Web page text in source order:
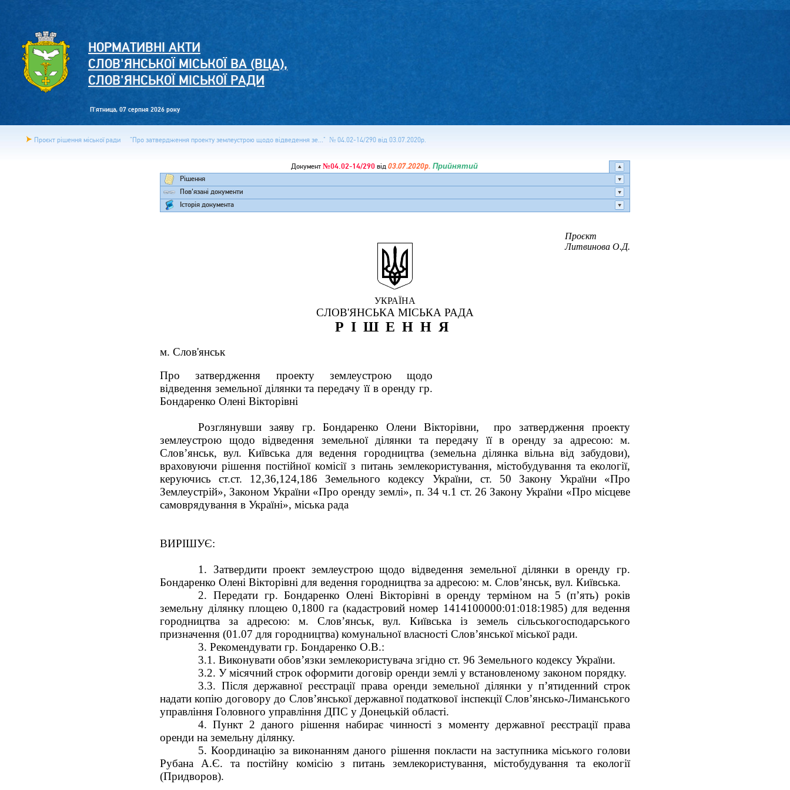
НОРМАТИВНІ АКТИ
СЛОВ'ЯНСЬКОЇ МІСЬКОЇ ВА (ВЦА),
СЛОВ'ЯНСЬКОЇ МІСЬКОЇ РАДИ
П'ятница, 07 серпня 2026 року
Проєкт рішення міської ради "Про затвердження проекту землеустрою щодо відведення зе..." № 04.02-14/290 від 03.07.2020р.
Документ №04.02-14/290 від 03.07.2020р. Прийнятий
Рішення
Пов'язані документи
Історія документа
Проєкт
Литвинова О.Д.
УКРАЇНА
СЛОВ'ЯНСЬКА МІСЬКА РАДА
РІШЕННЯ
м. Слов'янськ
Про затвердження проекту землеустрою щодо
відведення земельної ділянки та передачу її в оренду гр.
Бондаренко Олені Вікторівні
Розглянувши заяву гр. Бондаренко Олени Вікторівни, про затвердження проекту
землеустрою щодо відведення земельної ділянки та передачу її в оренду за адресою: м.
Слов’янськ, вул. Київська для ведення городництва (земельна ділянка вільна від забудови),
враховуючи рішення постійної комісії з питань землекористування, містобудування та екології,
керуючись ст.ст. 12,36,124,186 Земельного кодексу України, ст. 50 Закону України «Про
Землеустрій», Законом України «Про оренду землі», п. 34 ч.1 ст. 26 Закону України «Про місцеве
самоврядування в Україні», міська рада
ВИРІШУЄ:
1. Затвердити проект землеустрою щодо відведення земельної ділянки в оренду гр.
Бондаренко Олені Вікторівні для ведення городництва за адресою: м. Слов’янськ, вул. Київська.
2. Передати гр. Бондаренко Олені Вікторівні в оренду терміном на 5 (п’ять) років
земельну ділянку площею 0,1800 га (кадастровий номер 1414100000:01:018:1985) для ведення
городництва за адресою: м. Слов’янськ, вул. Київська із земель сільськогосподарського
призначення (01.07 для городництва) комунальної власності Слов’янської міської ради.
3. Рекомендувати гр. Бондаренко О.В.:
3.1. Виконувати обов’язки землекористувача згідно ст. 96 Земельного кодексу України.
3.2. У місячний строк оформити договір оренди землі у встановленому законом порядку.
3.3. Після державної реєстрації права оренди земельної ділянки у п’ятиденний строк
надати копію договору до Слов’янської державної податкової інспекції Слов’янсько-Лиманського
управління Головного управління ДПС у Донецькій області.
4. Пункт 2 даного рішення набирає чинності з моменту державної реєстрації права
оренди на земельну ділянку.
5. Координацію за виконанням даного рішення покласти на заступника міського голови
Рубана А.Є. та постійну комісію з питань землекористування, містобудування та екології
(Придворов).